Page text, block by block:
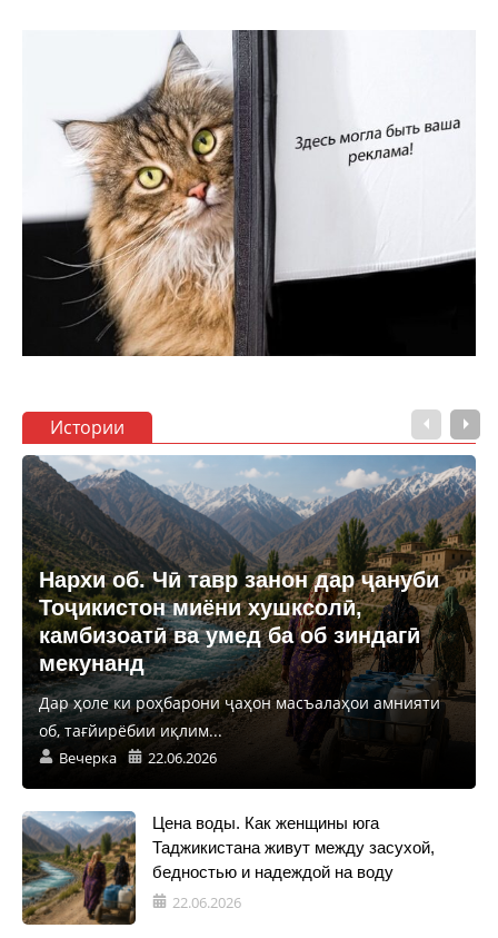
Истории
Нархи об. Чӣ тавр занон дар ҷануби
Тоҷикистон миёни хушксолӣ,
камбизоатӣ ва умед ба об зиндагӣ
мекунанд
Дар ҳоле ки роҳбарони ҷаҳон масъалаҳои амнияти
об, тағйирёбии иқлим...
Вечерка 22.06.2026
Цена воды. Как женщины юга
Таджикистана живут между засухой,
бедностью и надеждой на воду
22.06.2026